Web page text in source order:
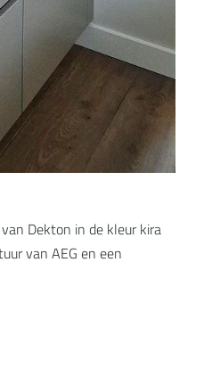
Dekton in de kleur kira
van AEG en een